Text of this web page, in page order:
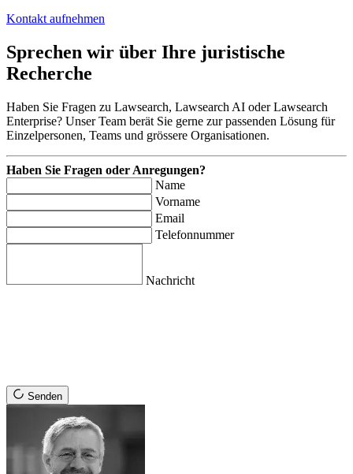
Kontakt aufnehmen
Sprechen wir über Ihre juristische
Recherche
Haben Sie Fragen zu Lawsearch, Lawsearch AI oder Lawsearch
Enterprise? Unser Team berät Sie gerne zur passenden Lösung für
Einzelpersonen, Teams und grössere Organisationen.
Haben Sie Fragen oder Anregungen?
Name
Vorname
Email
Telefonnummer
Nachricht
Senden